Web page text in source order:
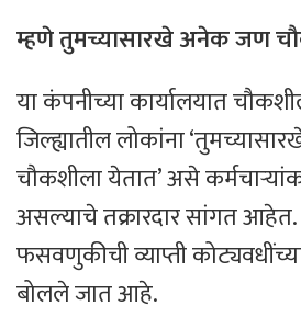
म्हणे तुमच्यासारखे अनेकजण
या कंपनीच्या कार्यालयात
जिल्ह्यातील लोकांना
चौकशीला येतात’ असे
असल्याचे तक्रारदार सांगत
फसवणुकीची व्याप्ती
बोलले जात आहे.